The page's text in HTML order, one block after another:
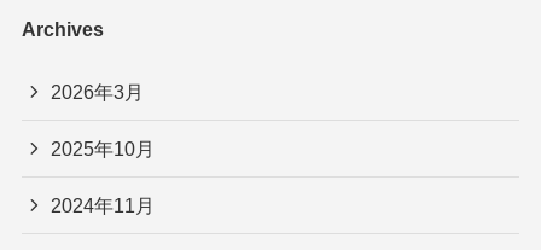
Archives
2026年3月
2025年10月
2024年11月